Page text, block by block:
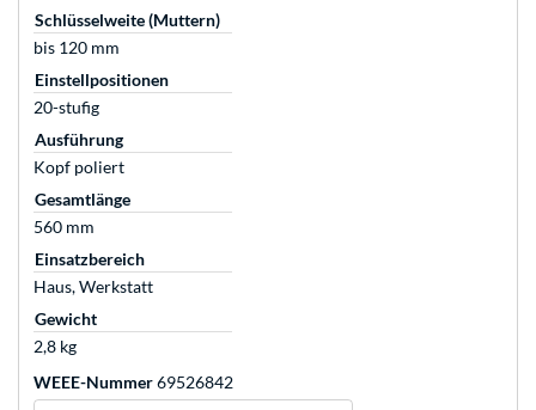
Schlüsselweite (Muttern)
bis 120 mm
Einstellpositionen
20-stufig
Ausführung
Kopf poliert
Gesamtlänge
560 mm
Einsatzbereich
Haus, Werkstatt
Gewicht
2,8 kg
WEEE-Nummer69526842